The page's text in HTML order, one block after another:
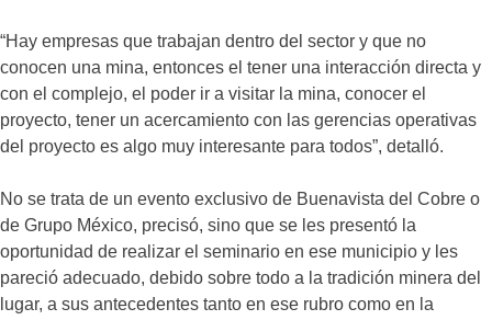
“Hay empresas que trabajan dentro del sector y que no
conocen una mina, entonces el tener una interacción directa y
con el complejo, el poder ir a visitar la mina, conocer el
proyecto, tener un acercamiento con las gerencias operativas
del proyecto es algo muy interesante para todos”, detalló.
No se trata de un evento exclusivo de Buenavista del Cobre o
de Grupo México, precisó, sino que se les presentó la
oportunidad de realizar el seminario en ese municipio y les
pareció adecuado, debido sobre todo a la tradición minera del
lugar, a sus antecedentes tanto en ese rubro como en la